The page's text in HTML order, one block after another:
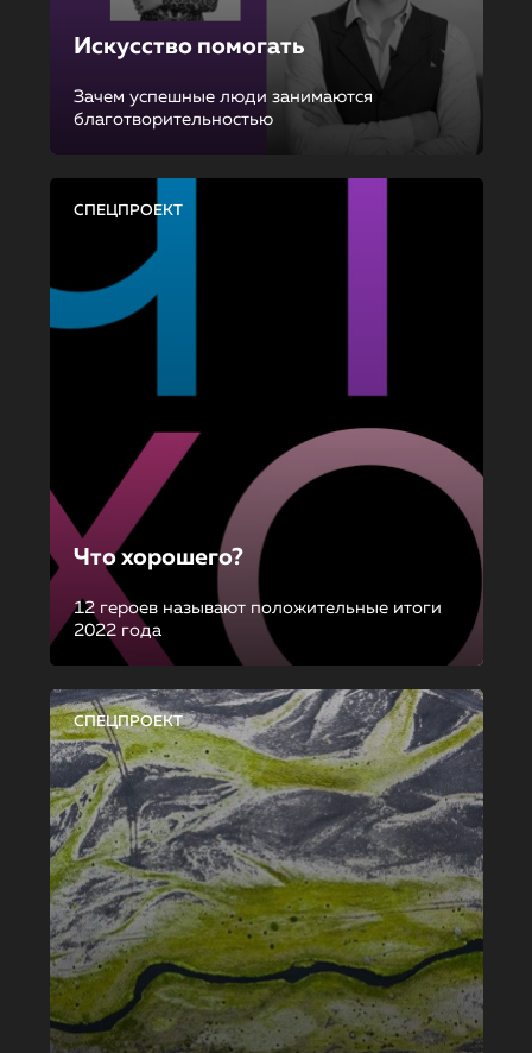
Искусство помогать
Зачем успешные люди занимаются
благотворительностью
СПЕЦПРОЕКТ
Что хорошего?
12 героев называют положительные итоги
2022 года
СПЕЦПРОЕКТ